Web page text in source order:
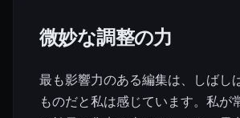
微妙な調整の力
最も影響力のある編集は、しばし
ものだと私は感じています。私が